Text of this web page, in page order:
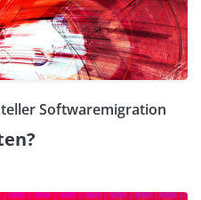
Softwaremigration